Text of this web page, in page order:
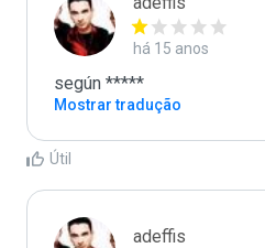
há 15 anos
según *****
Mostrar tradução
Útil
adeffis